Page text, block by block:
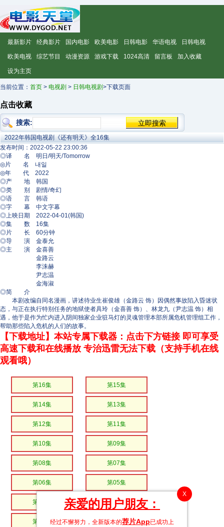
最新影片 经典影片 国内电影 欧美电影 日韩电影 华语电视 日韩电视
欧美电视 综艺节目 动漫资源 游戏下载 1024高清 留言板 加入收藏
设为主页
当前位置： 首页 > 电视剧 > 日韩电视剧>下载页面
点击收藏
搜索:
X
亲爱的用户朋友：
经过不懈努力，全新版本的荐片App已成功上
2022年韩国电视剧《还有明天》全16集
发布时间：2022-05-22 23:00:36
◎译 名 明日/明天/Tomorrow
◎片 名 내일
◎年 代 2022
◎产 地 韩国
◎类 别 剧情/奇幻
◎语 言 韩语
◎字 幕 中文字幕
◎上映日期 2022-04-01(韩国)
◎集 数 16集
◎片 长 60分钟
◎导 演 金泰允
◎主 演 金喜善
金路云
李洙赫
尹志温
金海淑
◎简 介
本剧改编自同名漫画，讲述待业生崔俊雄（金路云 饰）因偶然事故陷入昏迷状
态，与正在执行特别任务的地狱使者具玲（金喜善 饰）、林龙九（尹志温 饰）相
遇，他于是作为忙内进入阴间独家企业驻马灯的灵魂管理本部所属危机管理组工作，
帮助那些陷入危机的人们的故事。
【下载地址】本站专属下载器：点击下方链接 即可享受
高速下载和在线播放 专治迅雷无法下载（支持手机在线
观看哦）
第16集 第15集
第14集 第13集
第12集 第11集
第10集 第09集
第08集 第07集
第06集 第05集
第04集 第03集
第02集 第01集